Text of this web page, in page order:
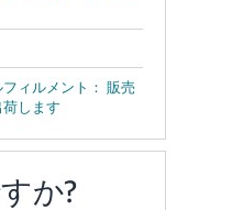
ィルメント： 販売
します
か?